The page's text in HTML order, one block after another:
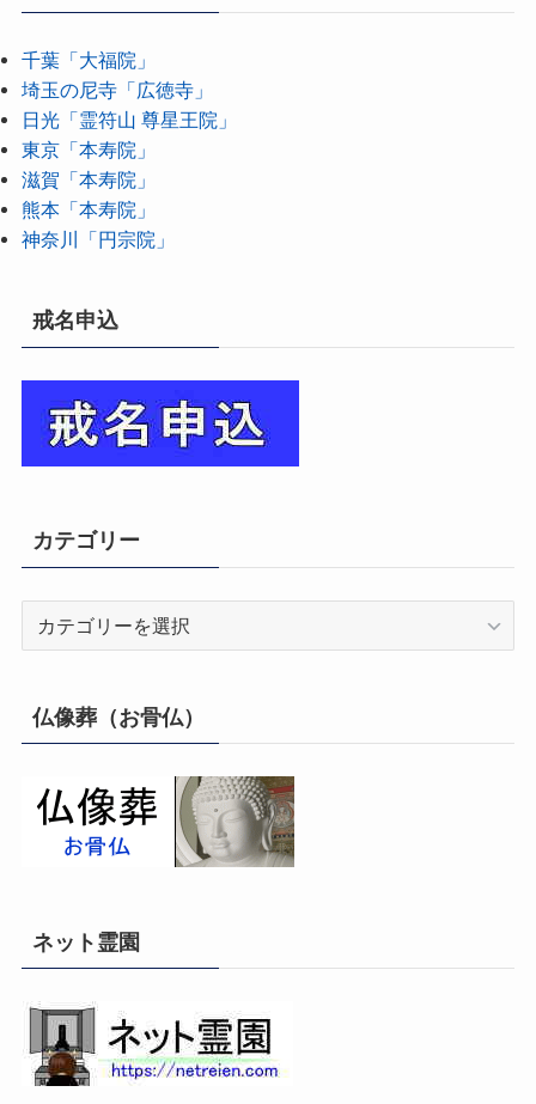
千葉「大福院」
埼玉の尼寺「広徳寺」
日光「霊符山 尊星王院」
東京「本寿院」
滋賀「本寿院」
熊本「本寿院」
神奈川「円宗院」
戒名申込
カテゴリー
リ
ー
仏像葬（お骨仏）
ネット霊園